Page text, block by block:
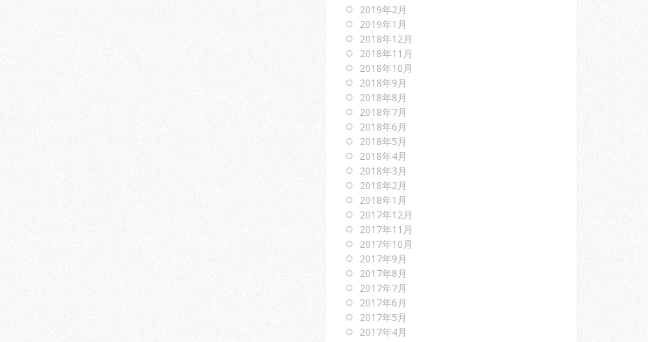
2019年2月
2019年1月
2018年12月
2018年11月
2018年10月
2018年9月
2018年8月
2018年7月
2018年6月
2018年5月
2018年4月
2018年3月
2018年2月
2018年1月
2017年12月
2017年11月
2017年10月
2017年9月
2017年8月
2017年7月
2017年6月
2017年5月
2017年4月